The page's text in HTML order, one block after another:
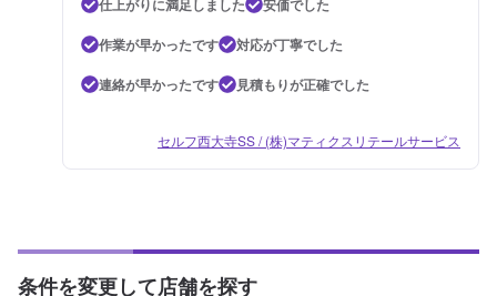
仕上がりに満足しました
安価でした
作業が早かったです
対応が丁寧でした
連絡が早かったです
見積もりが正確でした
セルフ西大寺SS / (株)マティクスリテールサービス
条件を変更して店舗を探す